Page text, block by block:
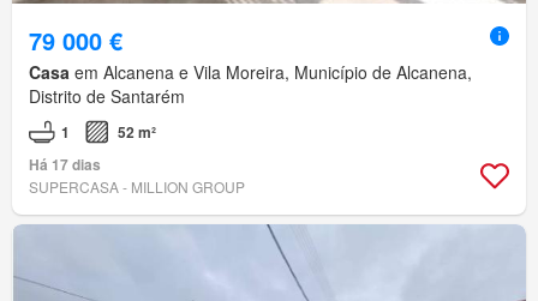
79 000 €
Casa em Alcanena e Vila Moreira, Município de Alcanena,
Distrito de Santarém
1
52 m²
Há 17 dias
SUPERCASA - MILLION GROUP